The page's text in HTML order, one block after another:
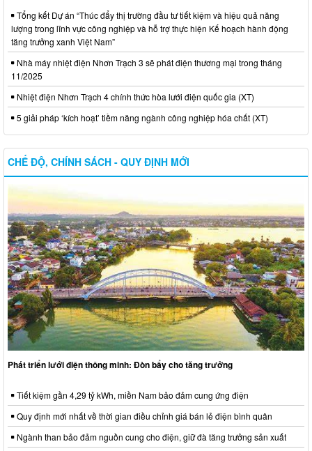
Tổng kết Dự án “Thúc đẩy thị trường đầu tư tiết kiệm và hiệu quả năng
lượng trong lĩnh vực công nghiệp và hỗ trợ thực hiện Kế hoạch hành động
tăng trưởng xanh Việt Nam”
Nhà máy nhiệt điện Nhơn Trạch 3 sẽ phát điện thương mại trong tháng
11/2025
Nhiệt điện Nhơn Trạch 4 chính thức hòa lưới điện quốc gia (XT)
5 giải pháp ‘kích hoạt’ tiềm năng ngành công nghiệp hóa chất (XT)
CHẾ ĐỘ, CHÍNH SÁCH - QUY ĐỊNH MỚI
Phát triển lưới điện thông minh: Đòn bẩy cho tăng trưởng
Tiết kiệm gần 4,29 tỷ kWh, miền Nam bảo đảm cung ứng điện
Quy định mới nhất về thời gian điều chỉnh giá bán lẻ điện bình quân
Ngành than bảo đảm nguồn cung cho điện, giữ đà tăng trưởng sản xuất